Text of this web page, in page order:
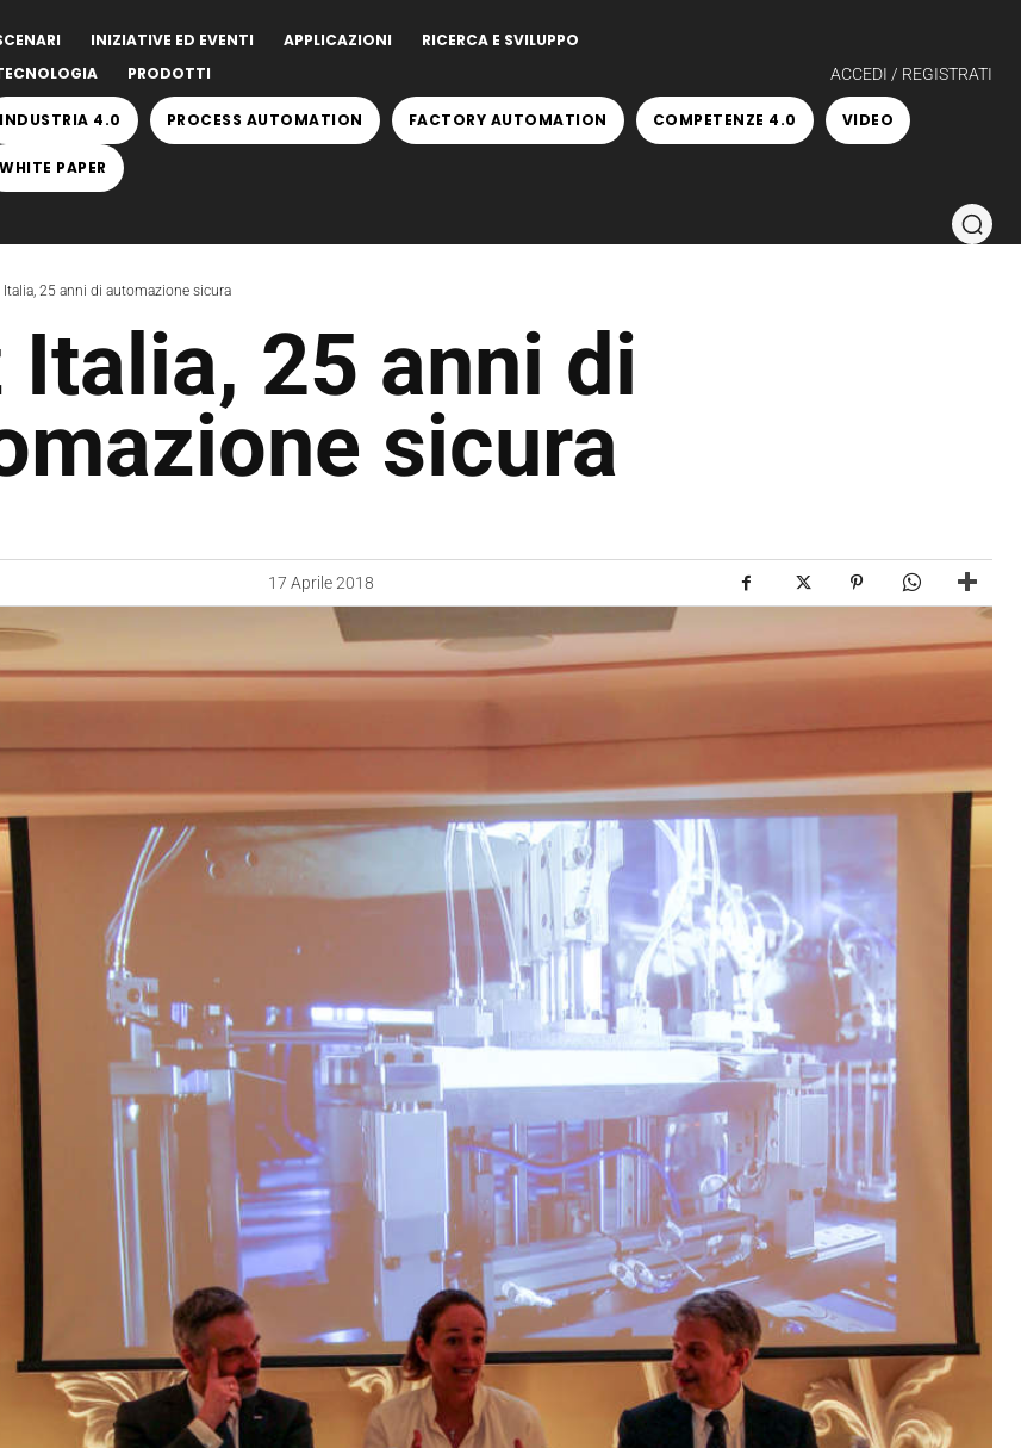
INIZIATIVE ED EVENTI APPLICAZIONI
RICERCA E SVILUPPO
PRODOTTI ACCEDI / REGISTRATI
INDUSTRIA 4.0 PROCESS AUTOMATION FACTORY AUTOMATION COMPETENZE 4.0 VIDEO
WHITE PAPER
Italia, 25 anni di automazione sicura
Italia, 25 anni di
sicura
17 Aprile 2018